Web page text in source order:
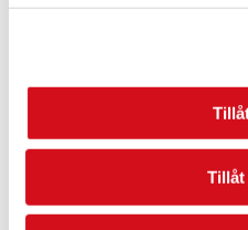
Tillåt
Logga in med hjälp av